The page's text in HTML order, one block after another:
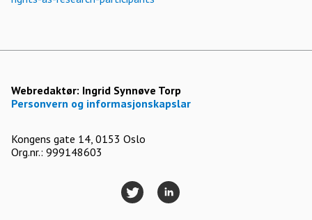
Webredaktør: Ingrid Synnøve Torp
Personvern og informasjonskapslar
Kongens gate 14, 0153 Oslo
Org.nr.: 999148603